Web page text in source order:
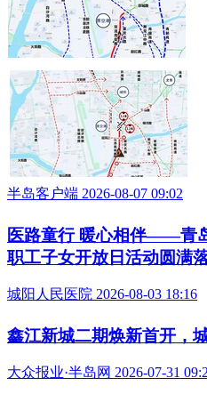
半岛客户端 2026-08-07 09:02
医路童行 暖心相伴——青
职工子女开放日活动圆满
城阳人民医院 2026-08-03 18:16
鑫江新城二期焕新首开，
大众报业·半岛网 2026-07-31